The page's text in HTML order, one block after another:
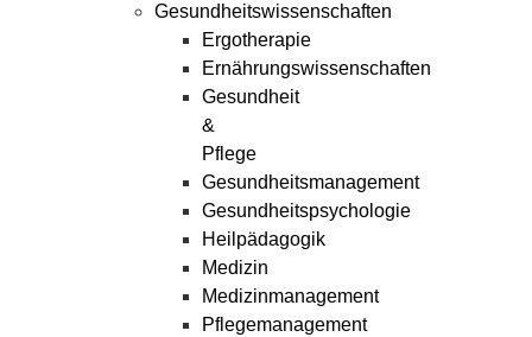
Gesundheitswissenschaften
Ergotherapie
Ernährungswissenschaften
Gesundheit
&
Pflege
Gesundheitsmanagement
Gesundheitspsychologie
Heilpädagogik
Medizin
Medizinmanagement
Pflegemanagement